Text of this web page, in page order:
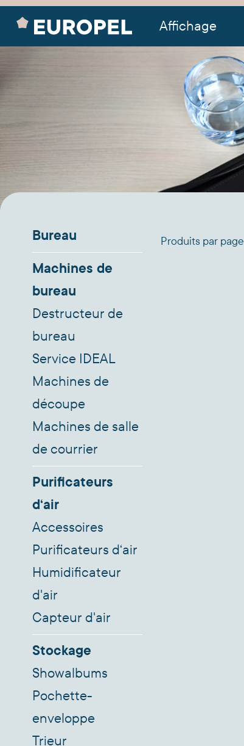
Affichage
Bureau
Machines de
bureau
Destructeur de
bureau
Service IDEAL
Machines de
découpe
Machines de salle
de courrier
Purificateurs
d‘air
Accessoires
Purificateurs d‘air
Humidificateur
d'air
Capteur d'air
Stockage
Showalbums
Pochette-
enveloppe
Trieur
Produits par page